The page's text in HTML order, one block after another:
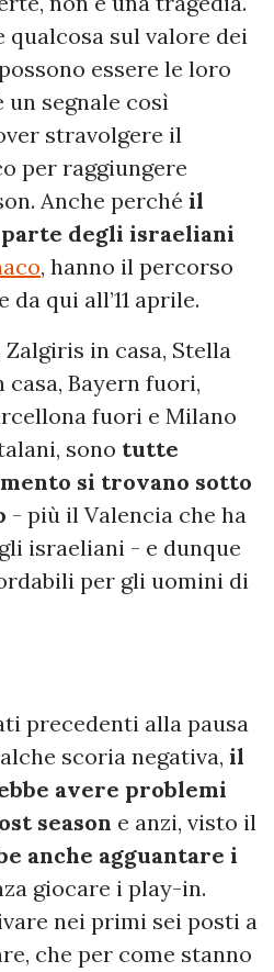
qualcosa sul valore dei
essere le loro
un segnale così
stravolgere il
per raggiungere
Anche perché il
degli israeliani
, hanno il percorso
qui all’11 aprile.
in casa, Stella
casa, Bayern fuori,
fuori e Milano
sono tutte
si trovano sotto
- più il Valencia che ha
israeliani - e dunque
per gli uomini di
precedenti alla pausa
scoria negativa, il
avere problemi
season e anzi, visto il
anche agguantare i
giocare i play-in.
nei primi sei posti a
che per come stanno